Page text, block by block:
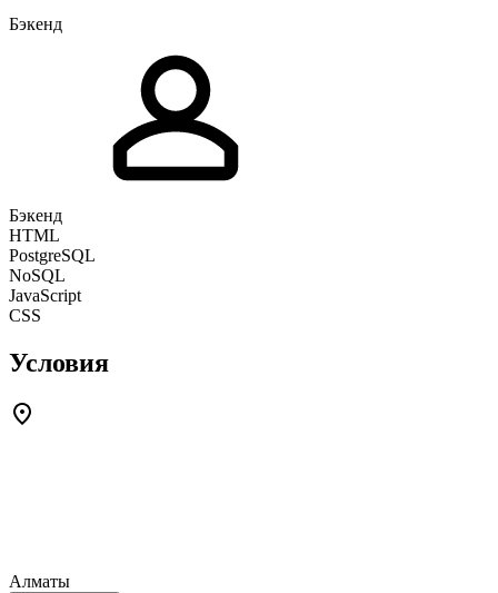
Бэкенд
Бэкенд
HTML
PostgreSQL
NoSQL
JavaScript
CSS
Условия
Алматы